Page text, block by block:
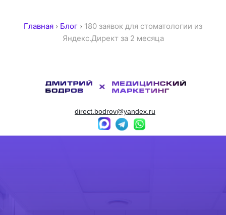
Главная › Блог › 180 заявок для стоматологии из
Яндекс.Директ за 2 месяца
direct.bodrov@yandex.ru